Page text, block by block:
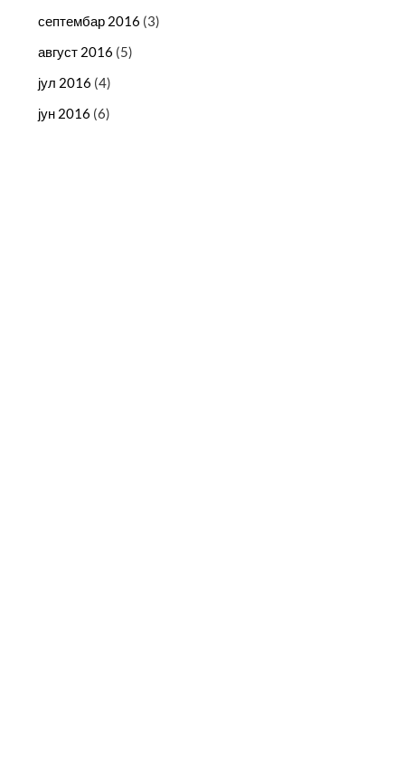
септембар 2016 (3)
август 2016 (5)
јул 2016 (4)
јун 2016 (6)